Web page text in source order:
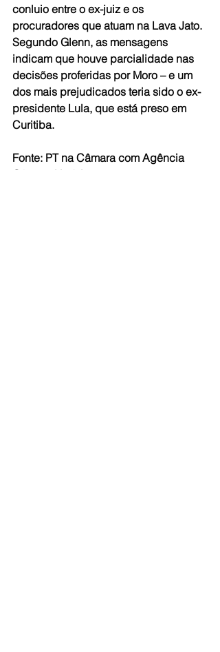
conluio entre o ex-juiz e os
procuradores que atuam na Lava Jato.
Segundo Glenn, as mensagens
indicam que houve parcialidade nas
decisões proferidas por Moro – e um
dos mais prejudicados teria sido o ex-
presidente Lula, que está preso em
Curitiba.
Fonte: PT na Câmara com Agência
Câmara Notícias